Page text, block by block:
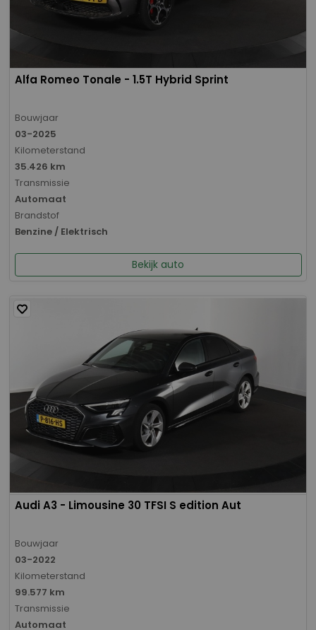
Alfa Romeo Tonale - 1.5T Hybrid Sprint
Bouwjaar
03-2025
Kilometerstand
35.426 km
Transmissie
Automaat
Brandstof
Benzine / Elektrisch
Bekijk auto
Audi A3 - Limousine 30 TFSI S edition Aut
Bouwjaar
03-2022
Kilometerstand
99.577 km
Transmissie
Automaat